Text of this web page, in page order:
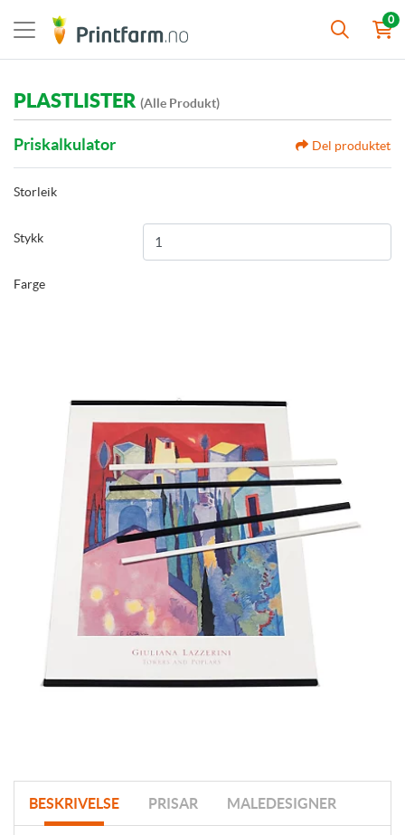
0
PLASTLISTER (Alle Produkt)
Priskalkulator Del produktet
Storleik
Stykk
Farge
BESKRIVELSE PRISAR MALEDESIGNER